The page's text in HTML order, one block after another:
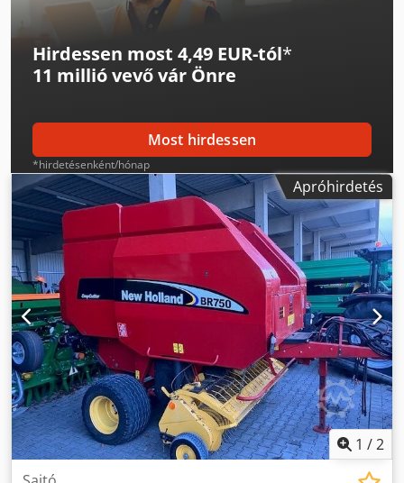
Hirdessen most 4,49 EUR-tól*
11 millió vevővár Önre
Most hirdessen
*hirdetésenként/hónap
Apróhirdetés
1 /2